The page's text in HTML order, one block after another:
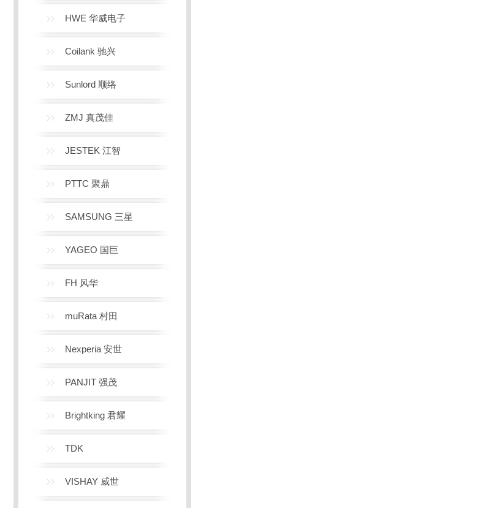
HWE 华威电子
Coilank 驰兴
Sunlord 顺络
ZMJ 真茂佳
JESTEK 江智
PTTC 聚鼎
SAMSUNG 三星
YAGEO 国巨
FH 风华
muRata 村田
Nexperia 安世
PANJIT 强茂
Brightking 君耀
TDK
VISHAY 威世